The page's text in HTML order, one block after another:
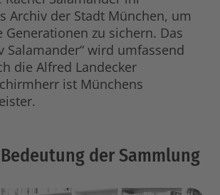
Archiv der Stadt München, um
Generationen zu sichern. Das
Salamander“ wird umfassend
die Alfred Landecker
ist Münchens
der Sammlung